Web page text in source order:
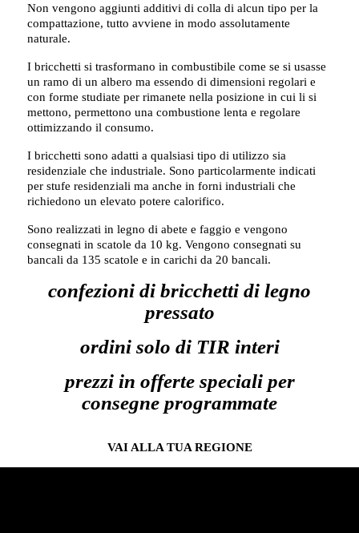
Non vengono aggiunti additivi di colla di alcun tipo per la
compattazione, tutto avviene in modo assolutamente
naturale.
I bricchetti si trasformano in combustibile come se si usasse
un ramo di un albero ma essendo di dimensioni regolari e
con forme studiate per rimanete nella posizione in cui li si
mettono, permettono una combustione lenta e regolare
ottimizzando il consumo.
I bricchetti sono adatti a qualsiasi tipo di utilizzo sia
residenziale che industriale. Sono particolarmente indicati
per stufe residenziali ma anche in forni industriali che
richiedono un elevato potere calorifico.
Sono realizzati in legno di abete e faggio e vengono
consegnati in scatole da 10 kg. Vengono consegnati su
bancali da 135 scatole e in carichi da 20 bancali.
confezioni di bricchetti di legno
pressato
ordini solo di TIR interi
prezzi in offerte speciali per
consegne programmate
VAI ALLA TUA REGIONE